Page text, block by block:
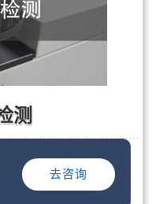
测
去咨询